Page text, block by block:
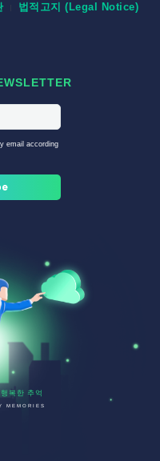
법적고지 (Legal Notice)
email according
복한 추억
MEMORIES